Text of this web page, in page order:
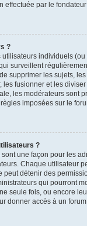
effectuée par le
?
utilisateurs individuels
surveillent
supprimer les sujets,
fusionner et les diviser
les modérateurs sont
imposées sur le
?
sont une façon pour les
Chaque utilisateur
peut détenir des
qui pourront
seule fois, ou encore
donner accès à un